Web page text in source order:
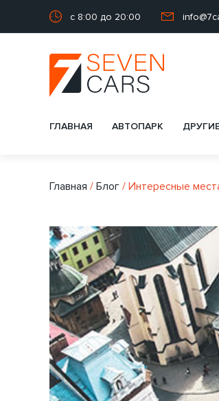
с 8:00 до 20:00
ГЛАВНАЯ АВТОПАРК
Главная / Блог / Интересные